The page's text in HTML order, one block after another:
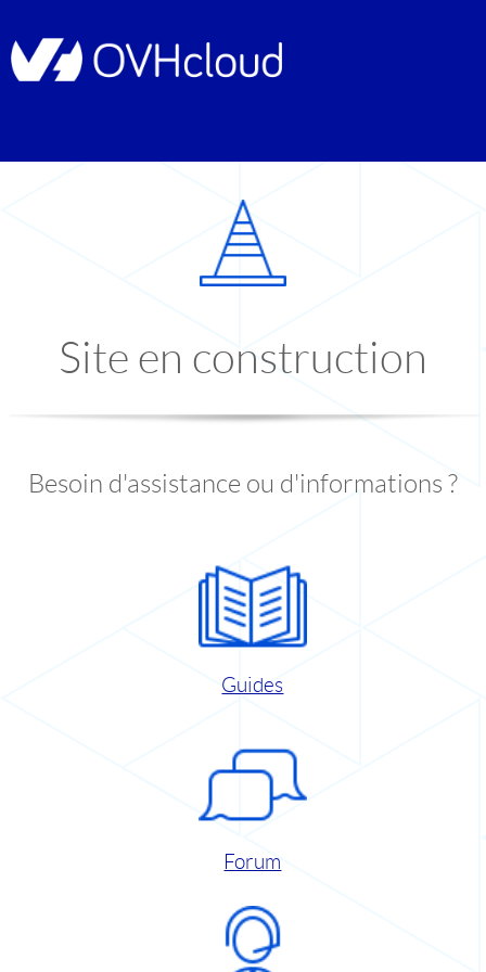
Site en construction
Besoin d'assistance ou d'informations ?
Guides
Forum